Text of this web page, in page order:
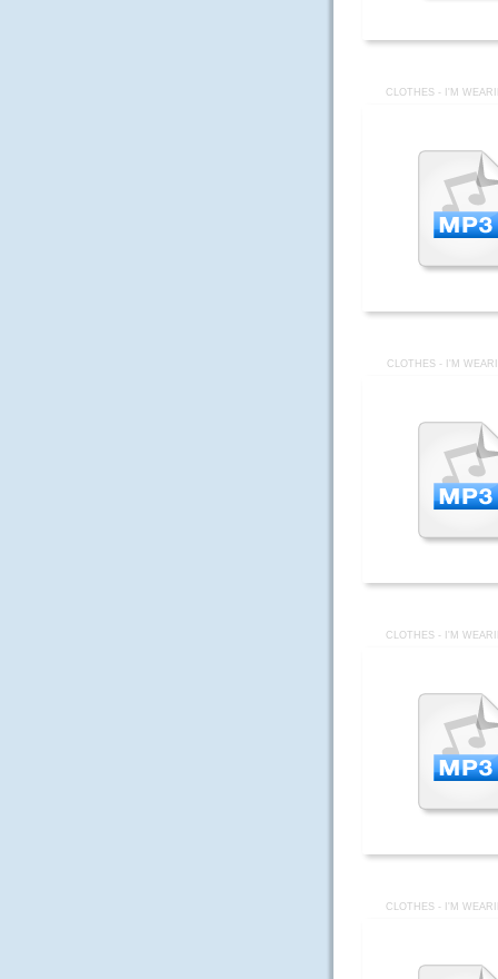
CLOTHES - I'M
CLOTHES - I'M
CLOTHES - I'M
CLOTHES - I'M